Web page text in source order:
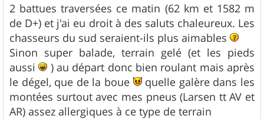
2 battues traversées ce matin (62 km et 1582 m
de D+) et j'ai eu droit à des saluts chaleureux. Les
chasseurs du sud seraient-ils plus aimables
Sinon super balade, terrain gelé (et les pieds
aussi
) au départ donc bien roulant mais après
le dégel, que de la boue
quelle galère dans les
montées surtout avec mes pneus (Larsen tt AV et
AR) assez allergiques à ce type de terrain